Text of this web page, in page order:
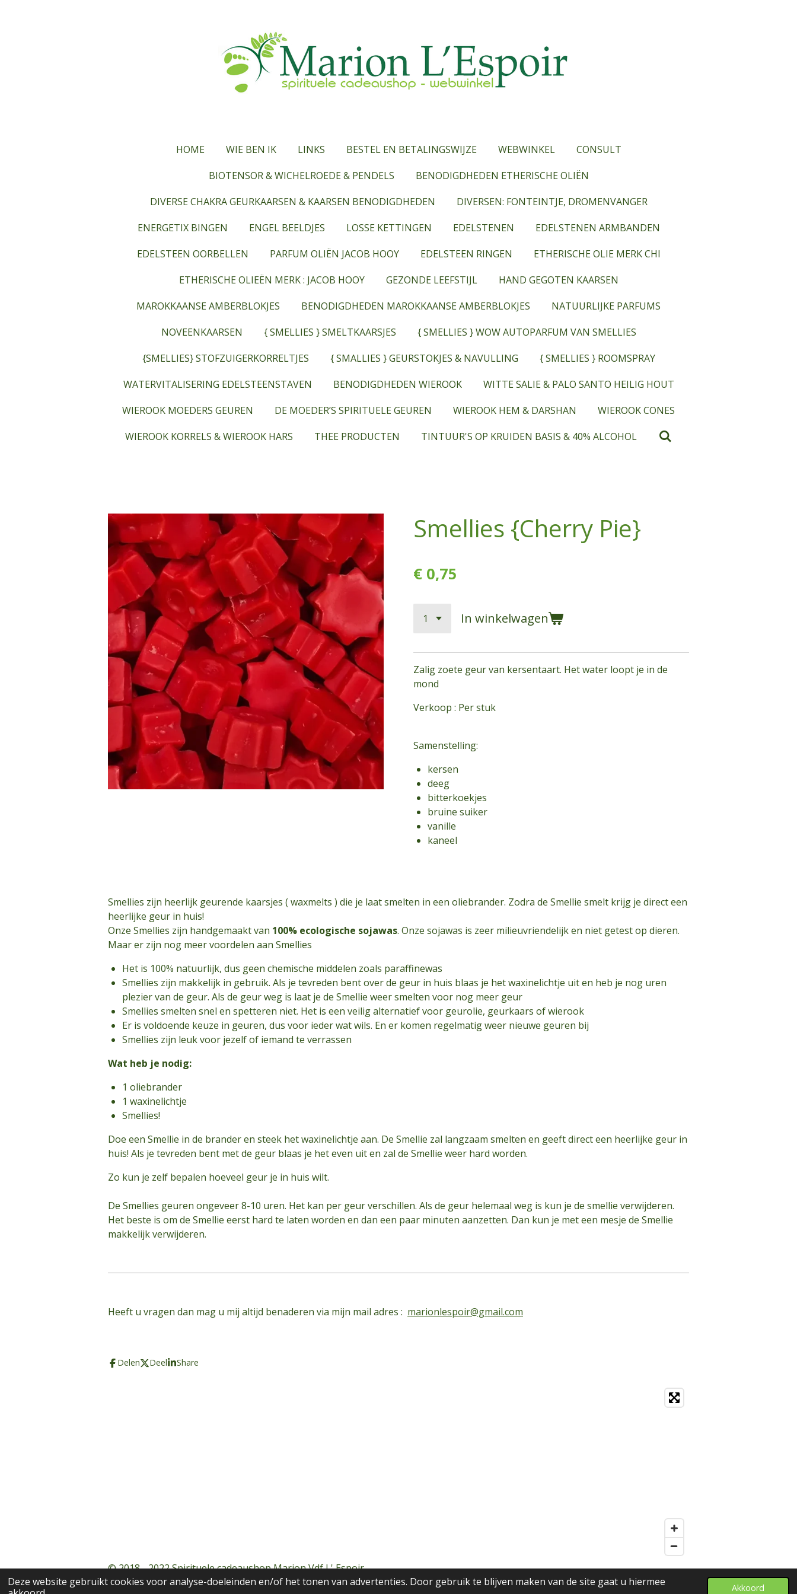
Deze website gebruikt cookies voor analyse-doeleinden en/of het tonen van advertenties. Door gebruik te blijven maken van de site gaat u hiermee
Akkoord
HOME WIE BEN IK LINKS BESTEL EN BETALINGSWIJZE WEBWINKEL
CONSULT
BIOTENSOR & WICHELROEDE & PENDELS
BENODIGDHEDEN ETHERISCHE OLIËN
DIVERSE CHAKRA GEURKAARSEN & KAARSEN BENODIGDHEDEN
DIVERSEN: FONTEINTJE, DROMENVANGER
ENERGETIX BINGEN
ENGEL BEELDJES LOSSE KETTINGEN EDELSTENEN
EDELSTENEN ARMBANDEN
EDELSTEEN OORBELLEN
PARFUM OLIËN JACOB HOOY EDELSTEEN RINGEN
ETHERISCHE OLIE MERK CHI
ETHERISCHE OLIEËN MERK : JACOB HOOY
GEZONDE LEEFSTIJL
HAND GEGOTEN KAARSEN
MAROKKAANSE AMBERBLOKJES
BENODIGDHEDEN MAROKKAANSE AMBERBLOKJES
NATUURLIJKE PARFUMS
NOVEENKAARSEN
{ SMELLIES } SMELTKAARSJES
{ SMELLIES } WOW AUTOPARFUM VAN SMELLIES
{SMELLIES} STOFZUIGERKORRELTJES
{ SMALLIES } GEURSTOKJES & NAVULLING
{ SMELLIES } ROOMSPRAY
WATERVITALISERING EDELSTEENSTAVEN
BENODIGDHEDEN WIEROOK
WITTE SALIE & PALO SANTO HEILIG HOUT
WIEROOK MOEDERS GEUREN
DE MOEDER’S SPIRITUELE GEUREN WIEROOK HEM & DARSHAN
WIEROOK CONES
WIEROOK KORRELS & WIEROOK HARS
THEE PRODUCTEN TINTUUR'S OP KRUIDEN BASIS & 40% ALCOHOL
Smellies {Cherry Pie}
€ 0,75
In winkelwagen
Zalig zoete geur van kersentaart. Het water loopt je in de
mond
Verkoop : Per stuk
Samenstelling:
kersen
deeg
bitterkoekjes
bruine suiker
vanille
kaneel
Smellies zijn heerlijk geurende kaarsjes ( waxmelts ) die je laat smelten in een oliebrander. Zodra de Smellie smelt krijg je direct een
heerlijke geur in huis!
Onze Smellies zijn handgemaakt van 100% ecologische sojawas. Onze sojawas is zeer milieuvriendelijk en niet getest op dieren.
Maar er zijn nog meer voordelen aan Smellies
Het is 100% natuurlijk, dus geen chemische middelen zoals paraffinewas
Smellies zijn makkelijk in gebruik. Als je tevreden bent over de geur in huis blaas je het waxinelichtje uit en heb je nog uren
plezier van de geur. Als de geur weg is laat je de Smellie weer smelten voor nog meer geur
Smellies smelten snel en spetteren niet. Het is een veilig alternatief voor geurolie, geurkaars of wierook
Er is voldoende keuze in geuren, dus voor ieder wat wils. En er komen regelmatig weer nieuwe geuren bij
Smellies zijn leuk voor jezelf of iemand te verrassen
Wat heb je nodig:
1 oliebrander
1 waxinelichtje
Smellies!
Doe een Smellie in de brander en steek het waxinelichtje aan. De Smellie zal langzaam smelten en geeft direct een heerlijke geur in
huis! Als je tevreden bent met de geur blaas je het even uit en zal de Smellie weer hard worden.
Zo kun je zelf bepalen hoeveel geur je in huis wilt.
De Smellies geuren ongeveer 8-10 uren. Het kan per geur verschillen. Als de geur helemaal weg is kun je de smellie verwijderen.
Het beste is om de Smellie eerst hard te laten worden en dan een paar minuten aanzetten. Dan kun je met een mesje de Smellie
makkelijk verwijderen.
Heeft u vragen dan mag u mij altijd benaderen via mijn mail adres : marionlespoir@gmail.com
Delen Deel Share
© 2018 - 2022 Spirituele cadeaushop Marion Vdf L' Espoir